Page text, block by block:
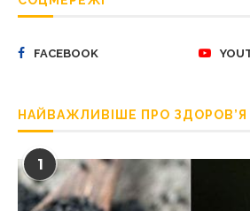
FACEBOOK
НАЙВАЖЛИВІШЕ ПРО ЗДОРОВ’Я
1